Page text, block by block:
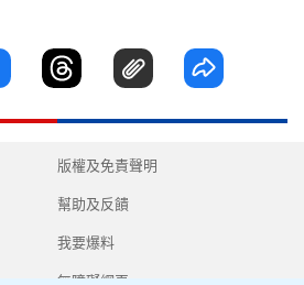
版權及免責聲明
幫助及反饋
我要爆料
無障礙網頁